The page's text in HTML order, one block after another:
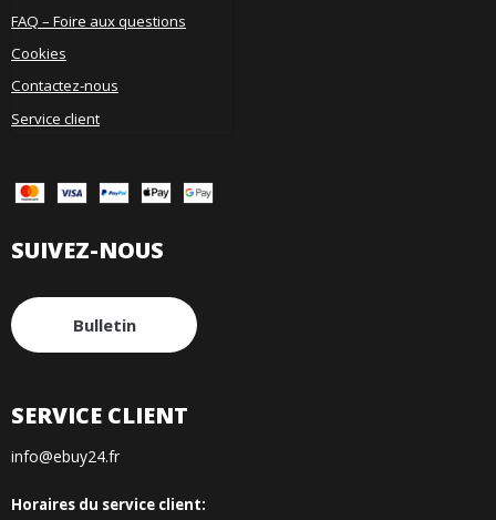
FAQ – Foire aux questions
Cookies
Contactez-nous
Service client
SUIVEZ-NOUS
Bulletin
SERVICE CLIENT
info@ebuy24.fr
Horaires du service client: